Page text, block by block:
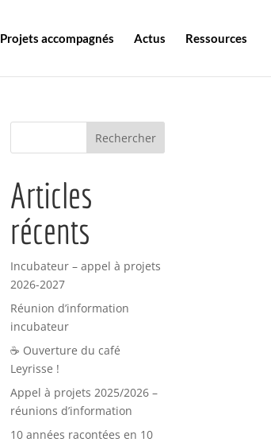
Projets accompagnés Actus Ressources
Articles
récents
Incubateur – appel à projets
2026-2027
Réunion d’information
incubateur
☕ Ouverture du café
Leyrisse !
Appel à projets 2025/2026 –
réunions d’information
10 années racontées en 10